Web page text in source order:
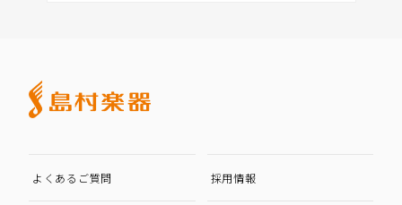
よくあるご質問 採用情報